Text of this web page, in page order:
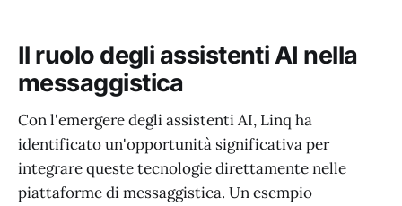
Il ruolo degli assistenti AI nella
messaggistica
Con l'emergere degli assistenti AI, Linq ha
identificato un'opportunità significativa per
integrare queste tecnologie direttamente nelle
piattaforme di messaggistica. Un esempio